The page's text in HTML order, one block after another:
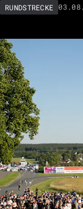
RUNDSTRECKE